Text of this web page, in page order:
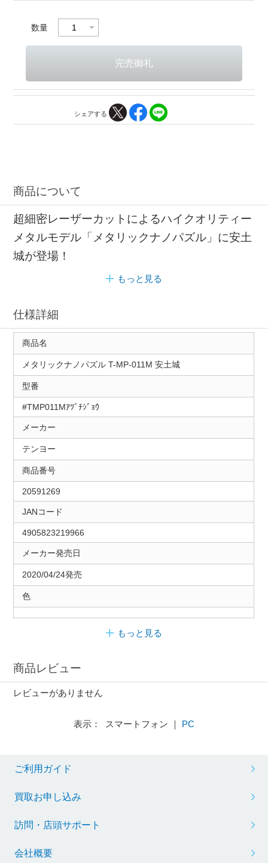
数量
シェアする
商品について
超細密レーザーカットによるハイクオリティー
メタルモデル「メタリックナノパズル」に安土
城が登場！
もっと見る
仕様詳細
商品名
メタリックナノパズル T-MP-011M 安土城
型番
#TMP011Mｱﾂﾞﾁｼﾞｮｳ
メーカー
テンヨー
商品番号
20591269
JANコード
4905823219966
メーカー発売日
2020/04/24発売
色
もっと見る
商品レビュー
レビューがありません
表示： スマートフォン ｜ PC
ご利用ガイド
買取お申し込み
訪問・店頭サポート
会社概要